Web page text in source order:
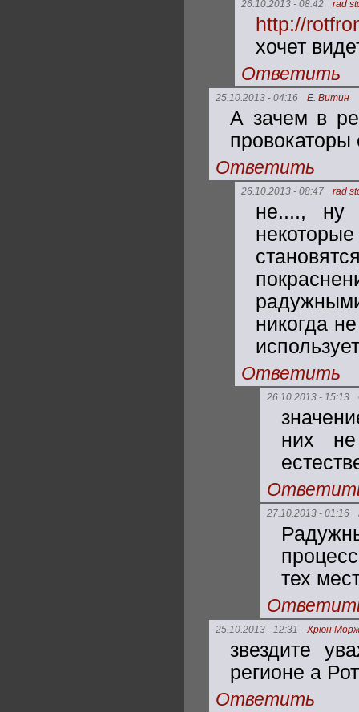
26.10.2013 - 08:42 rad
http://
хочет
Ответить
25.10.2013 - 04:16 Е. Витин
А зачем в
провокаторы
Ответить
26.10.2013 - 08:47 rad
не...., ну
никогда
Ответить
26.10.2013 - 15:13
них
27.10.2013 - 01:16
тех
25.10.2013 - 12:31 Хрюн
звездите
регионе а
Ответить